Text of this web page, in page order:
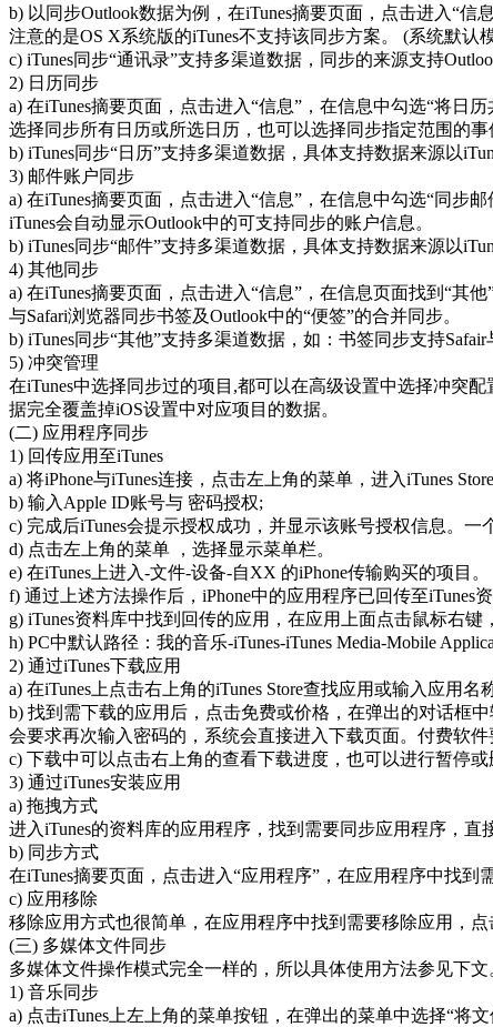
b) 以同步Outlook数据为例，在iTunes摘要页面，点击进入“
注意的是OS X系统版的iTunes不支持该同步方案。 (系统默认
c) iTunes同步“通讯录”支持多渠道数据，同步的来源支持
2) 日历同步
a) 在iTunes摘要页面，点击进入“信息”，在信息中勾选“将日
选择同步所有日历或所选日历，也可以选择同步指定范围的事
b) iTunes同步“日历”支持多渠道数据，具体支持数据来源以
3) 邮件账户同步
a) 在iTunes摘要页面，点击进入“信息”，在信息中勾选“同步
iTunes会自动显示Outlook中的可支持同步的账户信息。
b) iTunes同步“邮件”支持多渠道数据，具体支持数据来源以
4) 其他同步
a) 在iTunes摘要页面，点击进入“信息”，在信息页面找到“其
与Safari浏览器同步书签及Outlook中的“便签”的合并同步。
b) iTunes同步“其他”支持多渠道数据，如：书签同步支持
5) 冲突管理
在iTunes中选择同步过的项目,都可以在高级设置中选择冲突
据完全覆盖掉iOS设置中对应项目的数据。
(二) 应用程序同步
1) 回传应用至iTunes
a) 将iPhone与iTunes连接，点击左上角的菜单，进入iTunes
b) 输入Apple ID账号与 密码授权;
c) 完成后iTunes会提示授权成功，并显示该账号授权信息。
d) 点击左上角的菜单 ，选择显示菜单栏。
e) 在iTunes上进入-文件-设备-自XX 的iPhone传输购买的项目。
f) 通过上述方法操作后，iPhone中的应用程序已回传至iTunes
g) iTunes资料库中找到回传的应用，在应用上面点击鼠标右键
h) PC中默认路径：我的音乐-iTunes-iTunes Media-Mobile
2) 通过iTunes下载应用
a) 在iTunes上点击右上角的iTunes Store查找应用或输入应用名
b) 找到需下载的应用后，点击免费或价格，在弹出的对话框
会要求再次输入密码的，系统会直接进入下载页面。付费软件
c) 下载中可以点击右上角的查看下载进度，也可以进行暂停或
3) 通过iTunes安装应用
a) 拖拽方式
进入iTunes的资料库的应用程序，找到需要同步应用程序，
b) 同步方式
在iTunes摘要页面，点击进入“应用程序”，在应用程序中找到
c) 应用移除
移除应用方式也很简单，在应用程序中找到需要移除应用，点
(三) 多媒体文件同步
多媒体文件操作模式完全一样的，所以具体使用方法参见下文
1) 音乐同步
a) 点击iTunes上左上角的菜单按钮，在弹出的菜单中选择“将